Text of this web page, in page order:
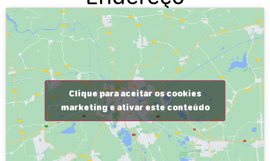
Clique para aceitar os cookies
marketing e ativar este conteúdo